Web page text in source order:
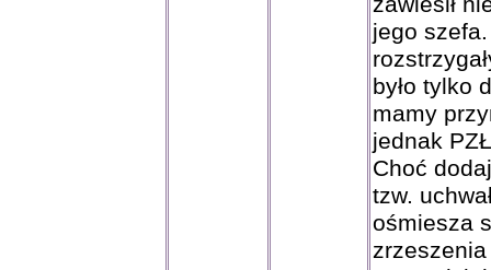
jego
było tylko
mamy
jednak
Choć
tzw.
ośmiesza